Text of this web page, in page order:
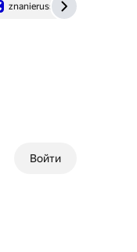
znanierussia.ru
Войти